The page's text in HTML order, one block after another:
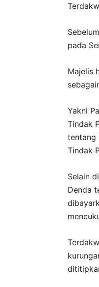
pada
Majelis
Yakni
Tindak
tentang
Tindak
Selain
Denda